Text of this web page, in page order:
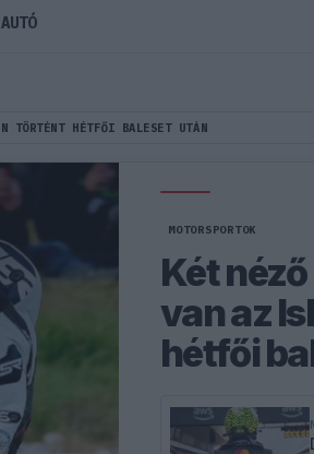
TÖRTÉNT HÉTFŐI BALESET UTÁN
MOTORSPORTOK
Két
van az
hétfői
AUTÓ